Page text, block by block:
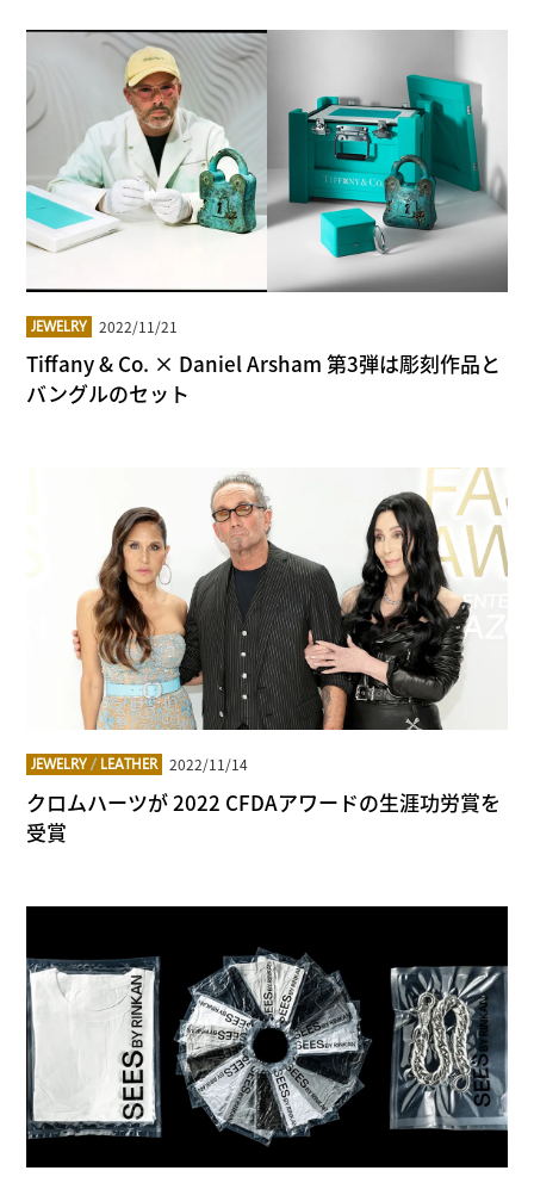
JEWELRY 2022/11/21
Tiffany & Co. × Daniel Arsham 第3弾は彫刻作品と
バングルのセット
JEWELRY / LEATHER 2022/11/14
クロムハーツが 2022 CFDAアワードの生涯功労賞を
受賞